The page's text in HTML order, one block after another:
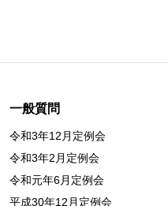
一般質問
令和3年12月定例会
令和3年2月定例会
令和元年6月定例会
平成30年12月定例会